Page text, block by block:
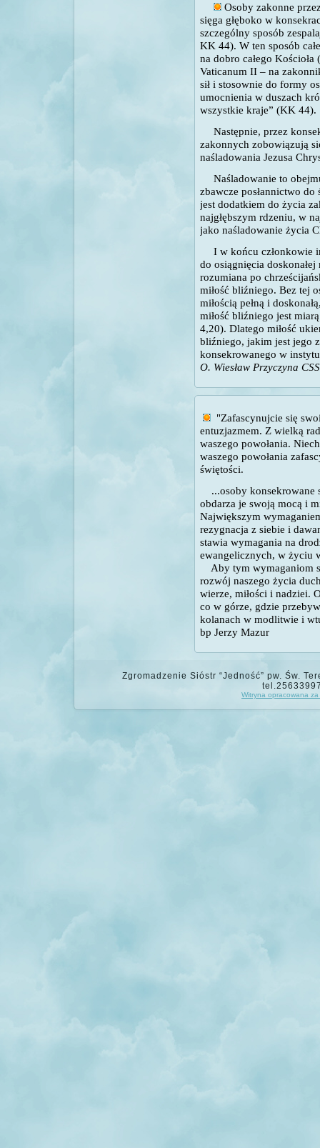
Osoby zakonne
sięga głęboko w
szczególny sposób
KK 44). W ten sposób
na dobro całego
Vaticanum II – na
sił i stosownie do formy
umocnienia w duszach
wszystkie kraje” (KK 44).
Następnie, przez
zakonnych zobowiązują
naśladowania Jezusa
Naśladowanie to
zbawcze posłannictwo
jest dodatkiem do życia
najgłębszym rdzeniu, w
jako naśladowanie życia
I w końcu członkowie
do osiągnięcia
rozumiana po
miłość bliźniego. Bez tej
miłością pełną i
miłość bliźniego jest
4,20). Dlatego miłość
bliźniego, jakim jest jego
konsekrowanego w
O. Wiesław Przyczyna
"Zafascynujcie się
entuzjazmem. Z wielką
waszego powołania.
waszego powołania
świętości.
...osoby konsekrowane
obdarza je swoją mocą i
Największym
rezygnacja z siebie i
stawia wymagania na
ewangelicznych, w życiu
Aby tym wymaganiom
rozwój naszego życia
wierze, miłości i nadziei.
co w górze, gdzie
kolanach w modlitwie i
bp Jerzy Mazur
Zgromadzenie Sióstr “Jedność” pw. Św.
Witryna opracowana